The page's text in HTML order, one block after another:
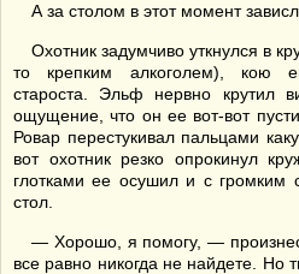
А за столом в этот момент
Охотник задумчиво уткнулся в
то крепким алкоголем), кою
староста. Эльф нервно крутил
ощущение, что он ее вот-вот
Ровар перестукивал пальцами
вот охотник резко опрокинул
глотками ее осушил и с громким
стол.
— Хорошо, я помогу, —
все равно никогда не найдете. Но